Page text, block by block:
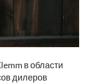
в области
дилеров